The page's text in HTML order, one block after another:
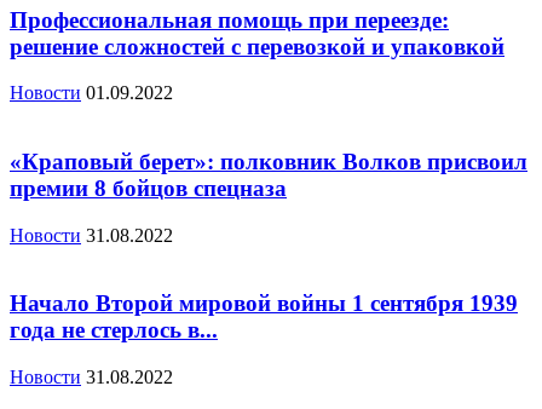
Профессиональная помощь при переезде:
решение сложностей с перевозкой и упаковкой
Новости 01.09.2022
«Краповый берет»: полковник Волков присвоил
премии 8 бойцов спецназа
Новости 31.08.2022
Начало Второй мировой войны 1 сентября 1939
года не стерлось в...
Новости 31.08.2022